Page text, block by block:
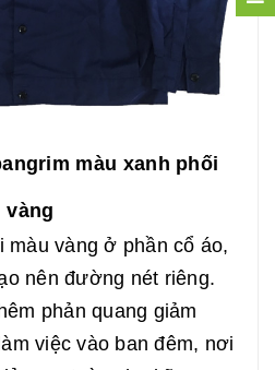
màu xanh phối
vàng
màu vàng ở phần cổ áo,
nên đường nét riêng.
phản quang giảm
việc vào ban đêm, nơi